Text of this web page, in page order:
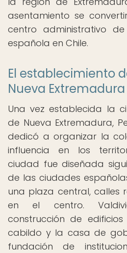
asentamiento se
centro administrativo
española en Chile.
El establecimiento
Nueva Extremadura
Una vez establecida la
de Nueva Extremadura,
dedicó a organizar la
influencia en los
ciudad fue diseñada
de las ciudades
una plaza central, calles
en el centro.
construcción de
cabildo y la casa de
fundación de